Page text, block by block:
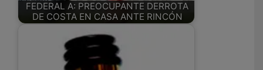
FEDERAL A: PREOCUPANTE DERROTA
DE COSTA EN CASA ANTE RINCÓN